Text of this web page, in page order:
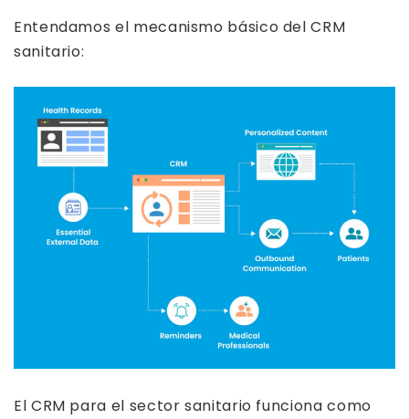
Entendamos el mecanismo básico del CRM
sanitario:
El CRM para el sector sanitario funciona como